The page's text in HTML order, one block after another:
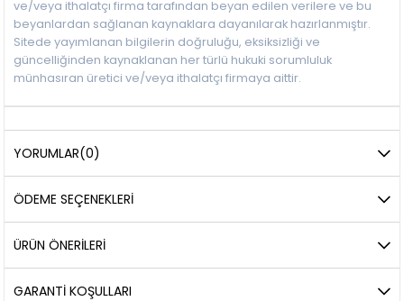
ve/veya ithalatçı firma tarafından beyan edilen verilere ve bu
beyanlardan sağlanan kaynaklara dayanılarak hazırlanmıştır.
Sitede yayımlanan bilgilerin doğruluğu, eksiksizliği ve
güncelliğinden kaynaklanan her türlü hukuki sorumluluk
münhasıran üretici ve/veya ithalatçı firmaya aittir.
YORUMLAR(0)
ÖDEME SEÇENEKLERI
ÜRÜN ÖNERILERI
GARANTİ KOŞULLARI